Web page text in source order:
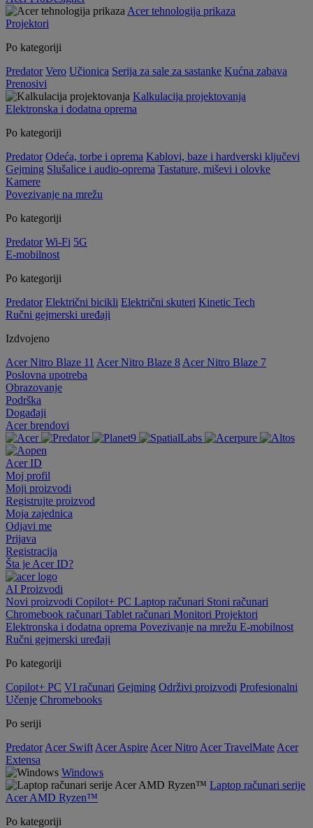
Acer tehnologija prikaza
Projektori
Po kategoriji
Predator Vero Učionica Serija za sale za sastanke Kućna zabava
Prenosivi
Kalkulacija projektovanja
Elektronska i dodatna oprema
Po kategoriji
Predator Odeća, torbe i oprema Kablovi, baze i hardverski ključevi
Gejming Slušalice i audio-oprema Tastature, miševi i olovke
Kamere
Povezivanje na mrežu
Po kategoriji
Predator Wi-Fi 5G
E-mobilnost
Po kategoriji
Predator Električni bicikli Električni skuteri Kinetic Tech
Ručni gejmerski uređaji
Izdvojeno
Acer Nitro Blaze 11 Acer Nitro Blaze 8 Acer Nitro Blaze 7
Poslovna upotreba
Obrazovanje
Podrška
Događaji
Acer brendovi
Acer ID
Moj profil
Moji proizvodi
Registrujte proizvod
Moja zajednica
Odjavi me
Prijava
Registracija
Šta je Acer ID?
AI Proizvodi
Novi proizvodi Copilot+ PC Laptop računari Stoni računari
Chromebook računari Tablet računari Monitori Projektori
Elektronska i dodatna oprema Povezivanje na mrežu E-mobilnost
Ručni gejmerski uređaji
Po kategoriji
Copilot+ PC VI računari Gejming Održivi proizvodi Profesionalni
Učenje Chromebooks
Po seriji
Predator Acer Swift Acer Aspire Acer Nitro Acer TravelMate Acer
Extensa
Windows
Laptop računari serije
Acer AMD Ryzen™
Po kategoriji